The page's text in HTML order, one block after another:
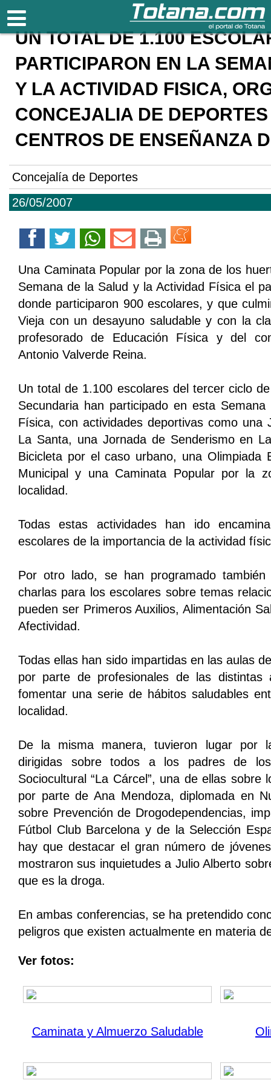
Totana.com
26/05/2007
UN TOTAL DE 1.100
PARTICIPARON EN LA
Y LA ACTIVIDAD FISICA,
CONCEJALIA DE
CENTROS DE ENSEÑANZA
Concejalía de Deportes
Una Caminata Popular por la zona de los
Semana de la Salud y la Actividad Física el
donde participaron 900 escolares, y que
Vieja con un desayuno saludable y con la
profesorado de Educación Física y del
Antonio Valverde Reina.
Un total de 1.100 escolares del tercer ciclo
Secundaria han participado en esta
Física, con actividades deportivas como una
La Santa, una Jornada de Senderismo en
Bicicleta por el caso urbano, una Olimpiada
Municipal y una Caminata Popular por la
localidad.
Todas estas actividades han ido
escolares de la importancia de la actividad
Por otro lado, se han programado
charlas para los escolares sobre temas
pueden ser Primeros Auxilios, Alimentación
Afectividad.
Todas ellas han sido impartidas en las aulas
por parte de profesionales de las
fomentar una serie de hábitos saludables
localidad.
De la misma manera, tuvieron lugar por
dirigidas sobre todos a los padres de
Sociocultural “La Cárcel”, una de ellas sobre
por parte de Ana Mendoza, diplomada en
sobre Prevención de Drogodependencias,
Fútbol Club Barcelona y de la Selección
hay que destacar el gran número de
mostraron sus inquietudes a Julio Alberto
que es la droga.
En ambas conferencias, se ha pretendido
peligros que existen actualmente en materia
Ver fotos:
Caminata y Almuerzo Saludable